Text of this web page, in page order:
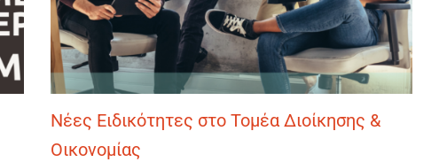
Νέες Ειδικότητες στο Τομέα Διοίκησης &
Οικονομίας